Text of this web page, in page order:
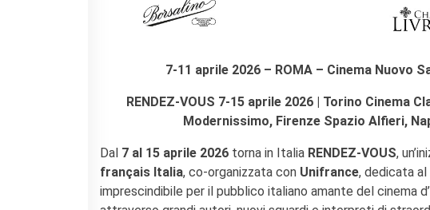
Come sostenere
I Vantaggi
Dialoghi del Farnese
Farnèse à la page
Festa della musica
7-11 aprile 2026 – ROMA – Cinema
RENDEZ-VOUS 7-15 aprile 2026 | Torino Cinema
Modernissimo, Firenze Spazio Alfieri,
Dal 7 al 15 aprile 2026 torna in Italia RENDEZ-VOUS,
français Italia, co-organizzata con Unifrance, dedicata al
imprescindibile per il pubblico italiano amante del cinema